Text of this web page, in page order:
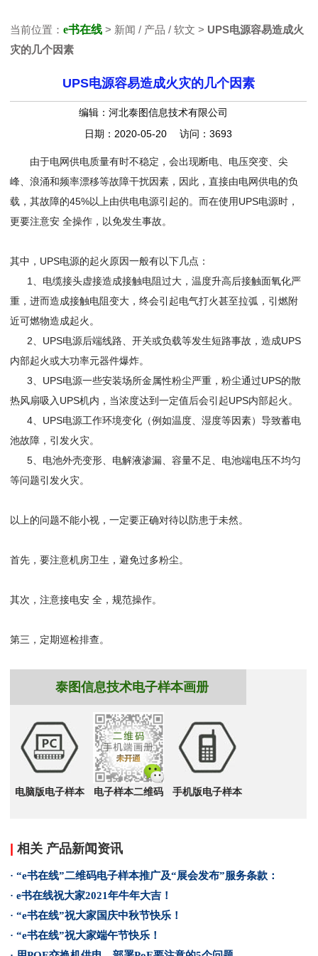
当前位置：e书在线 > 新闻 / 产品 / 软文 > UPS电源容易造成火
灾的几个因素
UPS电源容易造成火灾的几个因素
编辑：河北泰图信息技术有限公司
日期：2020-05-20 访问：3693
由于电网供电质量有时不稳定，会出现断电、电压突变、尖
峰、浪涌和频率漂移等故障干扰因素，因此，直接由电网供电的负
载，其故障的45%以上由供电电源引起的。而在使用UPS电源时，
更要注意安 全操作，以免发生事故。
其中，UPS电源的起火原因一般有以下几点：
1、电缆接头虚接造成接触电阻过大，温度升高后接触面氧化严
重，进而造成接触电阻变大，终会引起电气打火甚至拉弧，引燃附
近可燃物造成起火。
2、UPS电源后端线路、开关或负载等发生短路事故，造成UPS
内部起火或大功率元器件爆炸。
3、UPS电源一些安装场所金属性粉尘严重，粉尘通过UPS的散
热风扇吸入UPS机内，当浓度达到一定值后会引起UPS内部起火。
4、UPS电源工作环境变化（例如温度、湿度等因素）导致蓄电
池故障，引发火灾。
5、电池外壳变形、电解液渗漏、容量不足、电池端电压不均匀
等问题引发火灾。
以上的问题不能小视，一定要正确对待以防患于未然。
首先，要注意机房卫生，避免过多粉尘。
其次，注意接电安 全，规范操作。
第三，定期巡检排查。
泰图信息技术电子样本画册
电脑版电子样本 电子样本二维码 手机版电子样本
相关 产品新闻资讯
· “e书在线”二维码电子样本推广及“展会发布”服务条款：
· e书在线祝大家2021年牛年大吉！
· “e书在线”祝大家国庆中秋节快乐！
· “e书在线”祝大家端午节快乐！